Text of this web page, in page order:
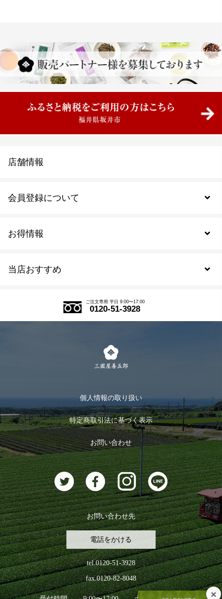
当店おすすめ
式部の香りシリーズ
お茶のギフト
おすすめのお茶
お茶に合うスイーツ
お得情報
会員登録について
会員規約について
ログイン
ログアウト
店舗情報
ご注文専用 平日 9:00〜17:00
0120-51-3928
個人情報の取り扱い
特定商取引法に基づく表示
お問い合わせ
お問い合わせ先
電話をかける
tel.0120-51-3928
fax.0120-82-8048